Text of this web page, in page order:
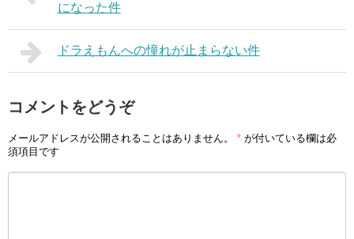
になった件
ドラえもんへの憧れが止まらない件
コメントをどうぞ
メールアドレスが公開されることはありません。 * が付いている欄は必
須項目です